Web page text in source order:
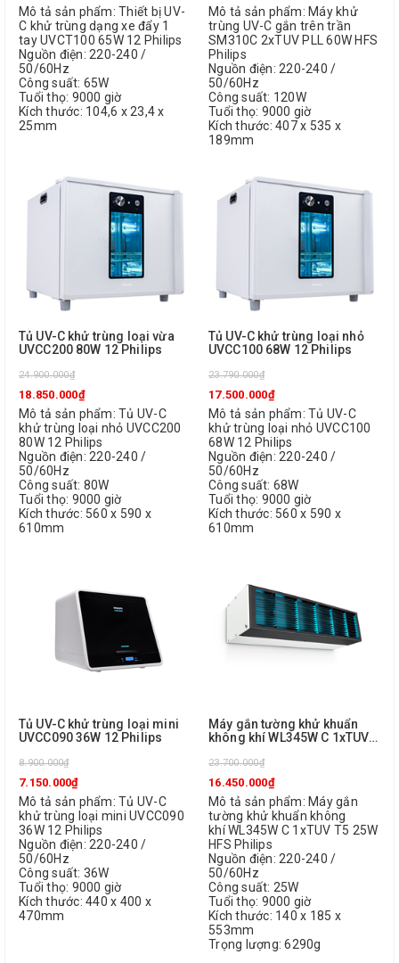
Mô tả sản phẩm: Thiết bị UV-
C khử trùng dạng xe đẩy 1
tay UVCT100 65W 12 Philips
Nguồn điện: 220-240 /
50/60Hz
Công suất: 65W
Tuổi thọ: 9000 giờ
Kích thước: 104,6 x 23,4 x
25mm
Mô tả sản phẩm: Máy khử
trùng UV-C gắn trên trần
SM310C 2xTUV PLL 60W HFS
Philips
Nguồn điện: 220-240 /
50/60Hz
Công suất: 120W
Tuổi thọ: 9000 giờ
Kích thước: 407 x 535 x
189mm
Tủ UV-C khử trùng loại vừa
UVCC200 80W 12 Philips
24.900.000₫
18.850.000₫
Mô tả sản phẩm: Tủ UV-C
khử trùng loại nhỏ UVCC200
80W 12 Philips
Nguồn điện: 220-240 /
50/60Hz
Công suất: 80W
Tuổi thọ: 9000 giờ
Kích thước: 560 x 590 x
610mm
Tủ UV-C khử trùng loại nhỏ
UVCC100 68W 12 Philips
23.790.000₫
17.500.000₫
Mô tả sản phẩm: Tủ UV-C
khử trùng loại nhỏ UVCC100
68W 12 Philips
Nguồn điện: 220-240 /
50/60Hz
Công suất: 68W
Tuổi thọ: 9000 giờ
Kích thước: 560 x 590 x
610mm
Tủ UV-C khử trùng loại mini
UVCC090 36W 12 Philips
8.900.000₫
7.150.000₫
Mô tả sản phẩm: Tủ UV-C
khử trùng loại mini UVCC090
36W 12 Philips
Nguồn điện: 220-240 /
50/60Hz
Công suất: 36W
Tuổi thọ: 9000 giờ
Kích thước: 440 x 400 x
470mm
Máy gắn tường khử khuẩn
không khí WL345W C 1xTUV
23.700.000₫
16.450.000₫
Mô tả sản phẩm: Máy gắn
tường khử khuẩn không
khí WL345W C 1xTUV T5 25W
HFS Philips
Nguồn điện: 220-240 /
50/60Hz
Công suất: 25W
Tuổi thọ: 9000 giờ
Kích thước: 140 x 185 x
553mm
Trọng lượng: 6290g